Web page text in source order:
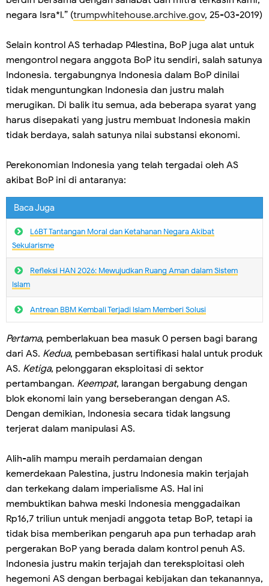
negara Isra*l.” (trumpwhitehouse.archive.gov, 25-03-2019)
Selain kontrol AS terhadap P4lestina, BoP juga alat untuk
mengontrol negara anggota BoP itu sendiri, salah satunya
Indonesia. tergabungnya Indonesia dalam BoP dinilai
tidak menguntungkan Indonesia dan justru malah
merugikan. Di balik itu semua, ada beberapa syarat yang
harus disepakati yang justru membuat Indonesia makin
tidak berdaya, salah satunya nilai substansi ekonomi.
Perekonomian Indonesia yang telah tergadai oleh AS
akibat BoP ini di antaranya:
Baca Juga
L6BT Tantangan Moral dan Ketahanan Negara Akibat
Sekularisme
Refleksi HAN 2026: Mewujudkan Ruang Aman dalam Sistem
Islam
Antrean BBM Kembali Terjadi lslam Memberi Solusi
Pertama, pemberlakuan bea masuk 0 persen bagi barang
dari AS. Kedua, pembebasan sertifikasi halal untuk produk
AS. Ketiga, pelonggaran eksploitasi di sektor
pertambangan. Keempat, larangan bergabung dengan
blok ekonomi lain yang berseberangan dengan AS.
Dengan demikian, Indonesia secara tidak langsung
terjerat dalam manipulasi AS.
Alih-alih mampu meraih perdamaian dengan
kemerdekaan Palestina, justru Indonesia makin terjajah
dan terkekang dalam imperialisme AS. Hal ini
membuktikan bahwa meski Indonesia menggadaikan
Rp16,7 triliun untuk menjadi anggota tetap BoP, tetapi ia
tidak bisa memberikan pengaruh apa pun terhadap arah
pergerakan BoP yang berada dalam kontrol penuh AS.
Indonesia justru makin terjajah dan tereksploitasi oleh
hegemoni AS dengan berbagai kebijakan dan tekanannya,